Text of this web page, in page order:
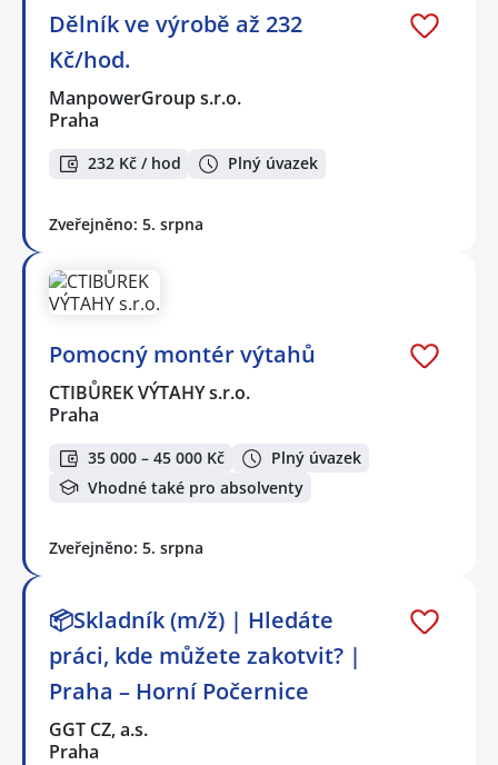
Dělník ve výrobě až 232
Kč/hod.
ManpowerGroup s.r.o.
Praha
232 Kč / hod Plný úvazek
Zveřejněno: 5. srpna
Pomocný montér výtahů
CTIBŮREK VÝTAHY s.r.o.
Praha
35 000 – 45 000 Kč
Plný úvazek
Vhodné také pro absolventy
Zveřejněno: 5. srpna
📦Skladník (m/ž) | Hledáte
práci, kde můžete zakotvit? |
Praha – Horní Počernice
GGT CZ, a.s.
Praha